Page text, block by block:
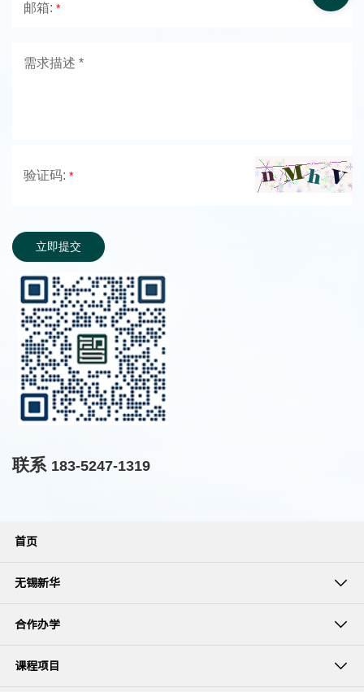
邮箱: *
验证码: *
立即提交
联系 183-5247-1319
首页
无锡新华
合作办学
课程项目